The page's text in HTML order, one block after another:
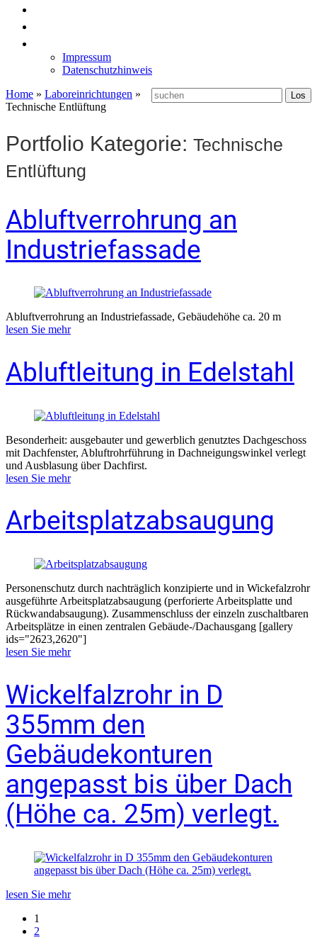
Impressum
Datenschutzhinweis
Home » Laboreinrichtungen »
Technische Entlüftung
Portfolio Kategorie: Technische
Entlüftung
Abluftverrohrung an
Industriefassade
Abluftverrohrung an Industriefassade, Gebäudehöhe ca. 20 m
lesen Sie mehr
Abluftleitung in Edelstahl
Besonderheit: ausgebauter und gewerblich genutztes Dachgeschoss
mit Dachfenster, Abluftrohrführung in Dachneigungswinkel verlegt
und Ausblasung über Dachfirst.
lesen Sie mehr
Arbeitsplatzabsaugung
Personenschutz durch nachträglich konzipierte und in Wickefalzrohr
ausgeführte Arbeitsplatzabsaugung (perforierte Arbeitsplatte und
Rückwandabsaugung). Zusammenschluss der einzeln zuschaltbaren
Arbeitsplätze in einen zentralen Gebäude-/Dachausgang [gallery
ids="2623,2620"]
lesen Sie mehr
Wickelfalzrohr in D
355mm den
Gebäudekonturen
angepasst bis über Dach
(Höhe ca. 25m) verlegt.
lesen Sie mehr
1
2